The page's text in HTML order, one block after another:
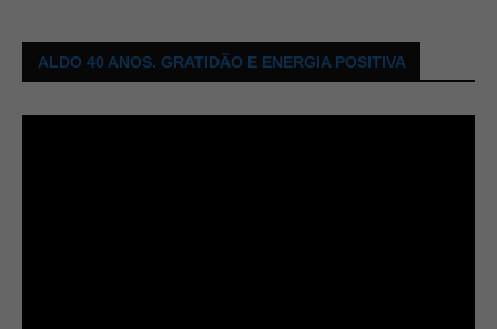
ALDO 40 ANOS. GRATIDÃO E ENERGIA POSITIVA